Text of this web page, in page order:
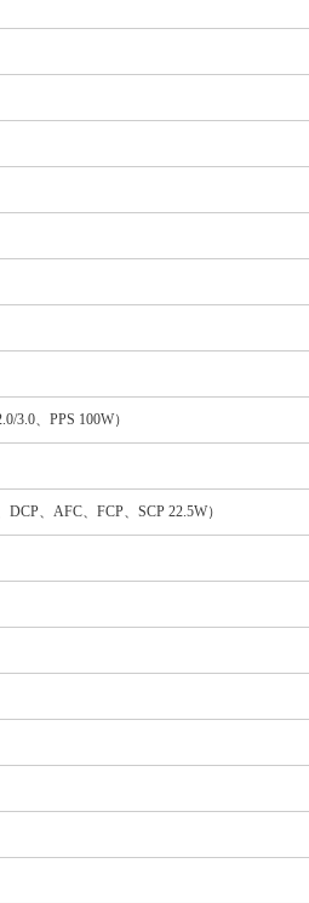
3.0、PPS 100W）
、AFC、FCP、SCP 22.5W）